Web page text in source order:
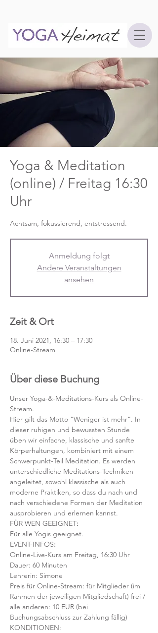
Yoga & Meditation
(online) / Freitag 16:30
Uhr
Achtsam, fokussierend, entstressend.
Anmeldung folgt
Andere Veranstaltungen
ansehen
Zeit & Ort
18. Juni 2021, 16:30 – 17:30
Online-Stream
Über diese Buchung
Unser Yoga-&-Meditations-Kurs als Online-
Stream.
Hier gilt das Motto “Weniger ist mehr”. In
dieser ruhigen und bewussten Stunde
üben wir einfache, klassische und sanfte
Körperhaltungen, kombiniert mit einem
Schwerpunkt-Teil Meditation. Es werden
unterschiedliche Meditations-Techniken
angeleitet, sowohl klassische als auch
moderne Praktiken, so dass du nach und
nach verschiedene Formen der Meditation
ausprobieren und erlernen kannst.
FÜR WEN GEEIGNET:
Für alle Yogis geeignet.
EVENT-INFOS:
Online-Live-Kurs am Freitag, 16:30 Uhr
Dauer: 60 Minuten
Lehrerin: Simone
Preis für Online-Stream: für Mitglieder (im
Rahmen der jeweiligen Mitgliedschaft) frei /
alle anderen: 10 EUR (bei
Buchungsabschluss zur Zahlung fällig)
KONDITIONEN: